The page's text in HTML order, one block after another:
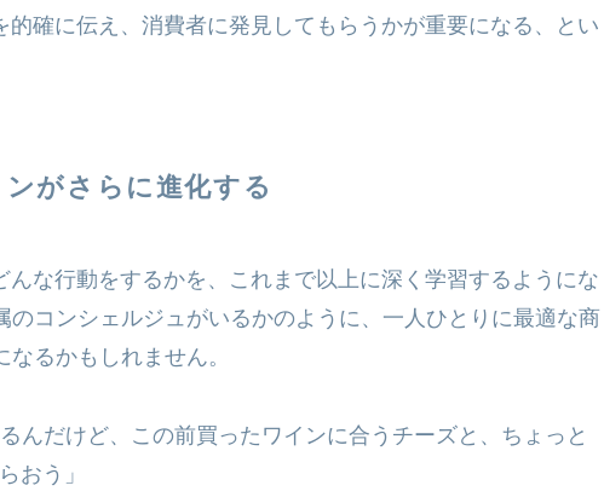
確に伝え、消費者に発見してもらうかが重要になる、とい
がさらに進化する
な行動をするかを、これまで以上に深く学習するようにな
のコンシェルジュがいるかのように、一人ひとりに最適な商
るかもしれません。
んだけど、この前買ったワインに合うチーズと、ちょっと
おう」